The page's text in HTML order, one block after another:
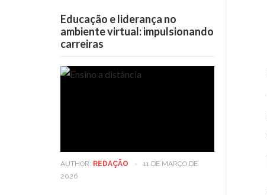
Educação e liderança no
ambiente virtual: impulsionando
carreiras
AUTHOR: REDAÇÃO -
11 DE MARÇO DE
2026